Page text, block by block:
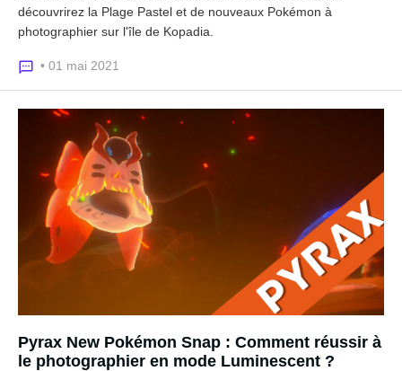
découvrirez la Plage Pastel et de nouveaux Pokémon à
photographier sur l'île de Kopadia.
• 01 mai 2021
Pyrax New Pokémon Snap : Comment réussir à
le photographier en mode Luminescent ?